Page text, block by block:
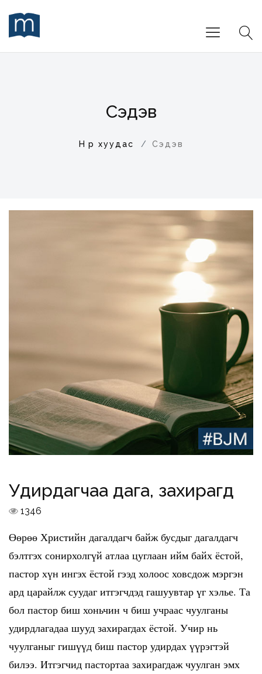
Сэдэв
Нүүр хуудас Сэдэв
Удирдагчаа дага, захирагд
1346
Өөрөө Христийн дагалдагч байж бусдыг дагалдагч
бэлтгэх сонирхолгүй атлаа цуглаан ийм байх ёстой,
пастор хүн ингэх ёстой гээд холоос ховсдож мэргэн
ард царайлж суудаг итгэгчдэд гашуувтар үг хэлье. Та
бол пастор биш хоньчин ч биш учраас чуулганы
удирдлагадаа шууд захирагдах ёстой. Учир нь
чуулганыг гишүүд биш пастор удирдах үүрэгтэй
билээ. Итгэгчид пастортаа захирагдаж чуулган эмх